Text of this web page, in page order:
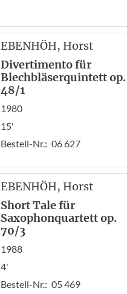
EBENHÖH, Horst
Divertimento für
Blechbläserquintett op.
48/1
1980
15'
Bestell-Nr.: 06 627
EBENHÖH, Horst
Short Tale für
Saxophonquartett op.
70/3
1988
4'
Bestell-Nr.: 05 469